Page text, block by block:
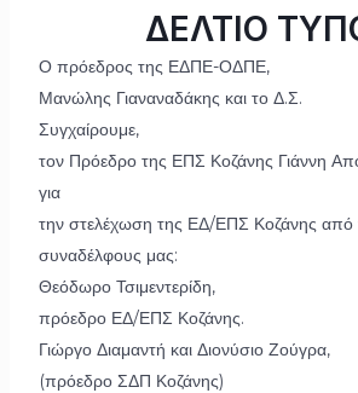
ΔΕΛΤΙΟ
Ο πρόεδρος της ΕΔΠΕ-ΟΔΠΕ,
Μανώλης Γιαναναδάκης και το Δ.Σ.
Συγχαίρουμε,
τον Πρόεδρο της ΕΠΣ Κοζάνης Γιάννη
για
την στελέχωση της ΕΔ/ΕΠΣ Κοζάνης από
συναδέλφους μας:
Θεόδωρο Τσιμεντερίδη,
πρόεδρο ΕΔ/ΕΠΣ Κοζάνης.
Γιώργο Διαμαντή και Διονύσιο Ζούγρα,
(πρόεδρο ΣΔΠ Κοζάνης)